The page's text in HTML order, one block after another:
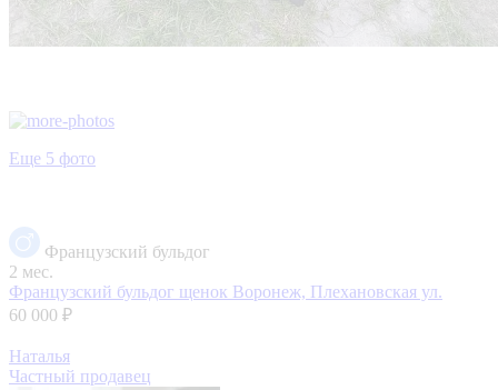
Еще 5 фото
Французский бульдог
2 мес.
Французский бульдог щенок Воронеж, Плехановская ул.
60 000 ₽
Наталья
Частный продавец